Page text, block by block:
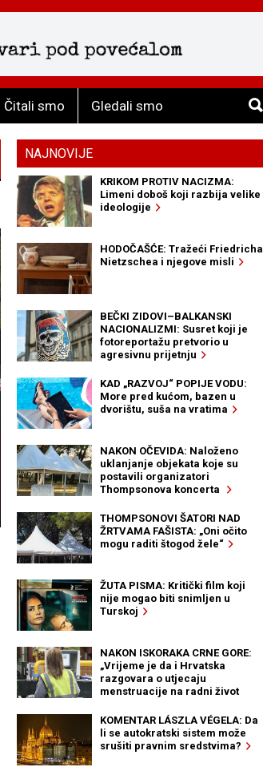
Čitali smo Gledali smo
NAJNOVIJE
KRIKOM PROTIV NACIZMA:
Limeni doboš koji razbija velike
ideologije
HODOČAŠĆE: Tražeći Friedricha
Nietzschea i njegove misli
BEČKI ZIDOVI–BALKANSKI
NACIONALIZMI: Susret koji je
fotoreportažu pretvorio u
agresivnu prijetnju
KAD „RAZVOJ“ POPIJE VODU:
More pred kućom, bazen u
dvorištu, suša na vratima
NAKON OČEVIDA: Naloženo
uklanjanje objekata koje su
postavili organizatori
Thompsonova koncerta
THOMPSONOVI ŠATORI NAD
ŽRTVAMA FAŠISTA: „Oni očito
mogu raditi štogod žele“
ŽUTA PISMA: Kritički film koji
nije mogao biti snimljen u
Turskoj
NAKON ISKORAKA CRNE GORE:
„Vrijeme je da i Hrvatska
razgovara o utjecaju
menstruacije na radni život
KOMENTAR LÁSZLA VÉGELA: Da
li se autokratski sistem može
srušiti pravnim sredstvima?